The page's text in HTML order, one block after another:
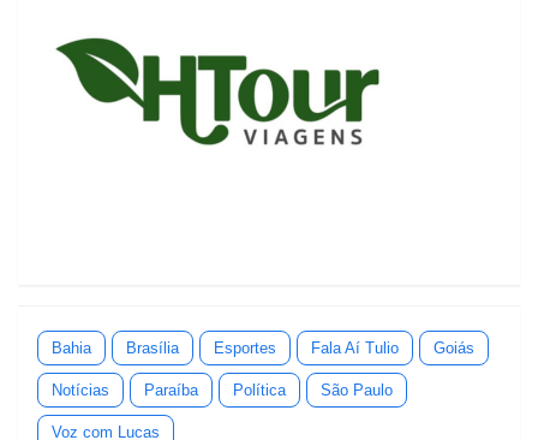
Bahia Brasília Esportes Fala Aí Tulio Goiás
Notícias Paraíba Política São Paulo
Voz com Lucas